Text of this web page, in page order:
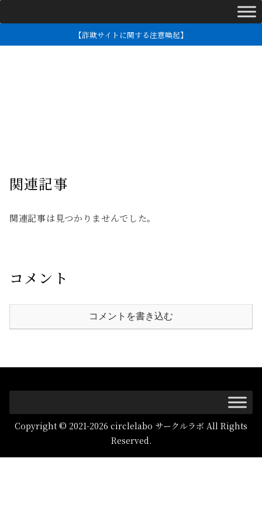
【詐欺サイトに関する注意喚起】
関連記事
関連記事は見つかりませんでした。
コメント
コメントを書き込む
Copyright © 2021-2026 circlelabo サークルラボ All Rights
Reserved.